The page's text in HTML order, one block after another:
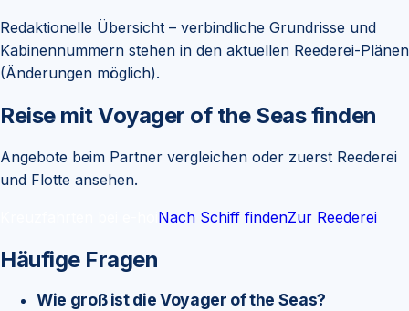
Redaktionelle Übersicht – verbindliche Grundrisse und
Kabinennummern stehen in den aktuellen Reederei-Plänen
(Änderungen möglich).
Reise mitVoyager of the Seasfinden
Angebote beim Partner vergleichen oder zuerst Reederei
und Flotte ansehen.
Nach Schiff findenZur Reederei
Häufige Fragen
Wie groß ist die Voyager of the Seas?